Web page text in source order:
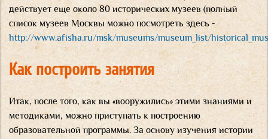
действует еще около 80 исторических музеев (полный
список музеев Москвы можно посмотреть здесь -
http://www.afisha.ru/msk/museums/museum_list/
Как построить занятия
Итак, после того, как вы «вооружились» этими знаниями и
методиками, можно приступать к построению
образовательной программы. За основу изучения истории